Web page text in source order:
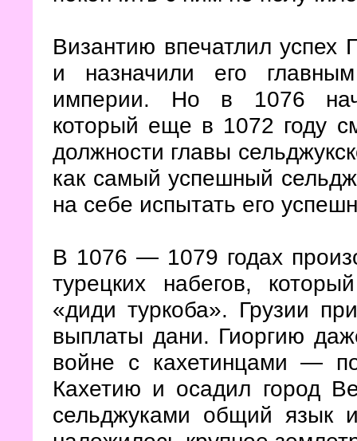
Византию впечатлил успех
и назначили его
империи. Но в 1076
который еще в 1072 году
должности главы
как самый успешный
на себе испытать его
В 1076 — 1079 годах
турецких набегов,
«диди туркоба». Грузии
выплаты дани. Гиоргию
войне с кахетинцами —
Кахетию и осадил город
сельджуками общий язык